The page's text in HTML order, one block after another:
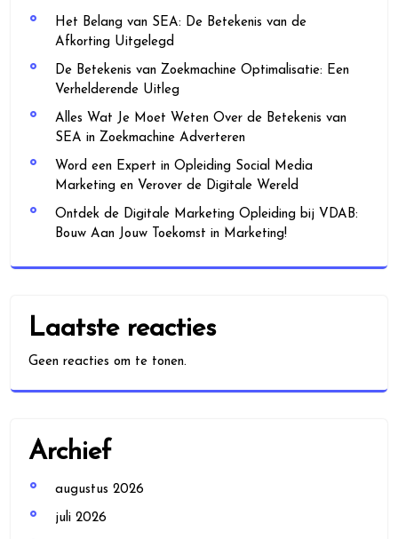
Het Belang van SEA: De Betekenis van de
Afkorting Uitgelegd
De Betekenis van Zoekmachine Optimalisatie: Een
Verhelderende Uitleg
Alles Wat Je Moet Weten Over de Betekenis van
SEA in Zoekmachine Adverteren
Word een Expert in Opleiding Social Media
Marketing en Verover de Digitale Wereld
Ontdek de Digitale Marketing Opleiding bij VDAB:
Bouw Aan Jouw Toekomst in Marketing!
Laatste reacties
Geen reacties om te tonen.
Archief
augustus 2026
juli 2026